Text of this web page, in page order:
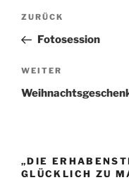
Vorheriger
Beitrag
ZURÜCK
Fotosession
Nächster
Beitrag
WEITER
„DIE
GLÜCKLICH ZU